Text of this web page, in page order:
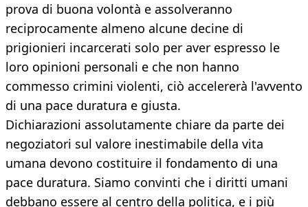
prova di buona volontà e assolveranno
reciprocamente almeno alcune decine di
prigionieri incarcerati solo per aver espresso le
loro opinioni personali e che non hanno
commesso crimini violenti, ciò accelererà l'avvento
di una pace duratura e giusta.
Dichiarazioni assolutamente chiare da parte dei
negoziatori sul valore inestimabile della vita
umana devono costituire il fondamento di una
pace duratura. Siamo convinti che i diritti umani
debbano essere al centro della politica, e i più